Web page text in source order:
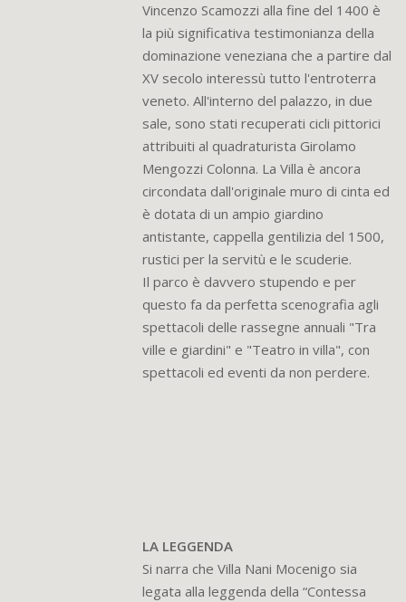
Vincenzo Scamozzi alla fine del 1400 è
la più significativa testimonianza della
dominazione veneziana che a partire dal
XV secolo interessù tutto l'entroterra
veneto. All'interno del palazzo, in due
sale, sono stati recuperati cicli pittorici
attribuiti al quadraturista Girolamo
Mengozzi Colonna. La Villa è ancora
circondata dall'originale muro di cinta ed
è dotata di un ampio giardino
antistante, cappella gentilizia del 1500,
rustici per la servitù e le scuderie.
Il parco è davvero stupendo e per
questo fa da perfetta scenografia agli
spettacoli delle rassegne annuali "Tra
ville e giardini" e "Teatro in villa", con
spettacoli ed eventi da non perdere.
LA LEGGENDA
Si narra che Villa Nani Mocenigo sia
legata alla leggenda della “Contessa